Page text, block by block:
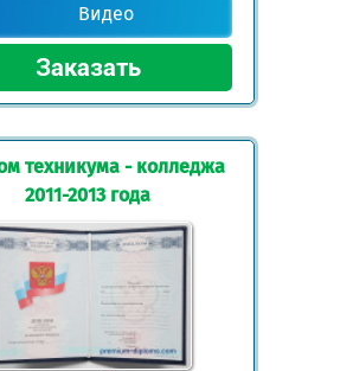
Видео
техникума - колледжа
2011-2013 года